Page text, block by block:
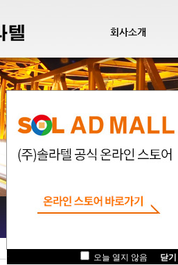
회사소개
. 오늘 열지 않음 닫기